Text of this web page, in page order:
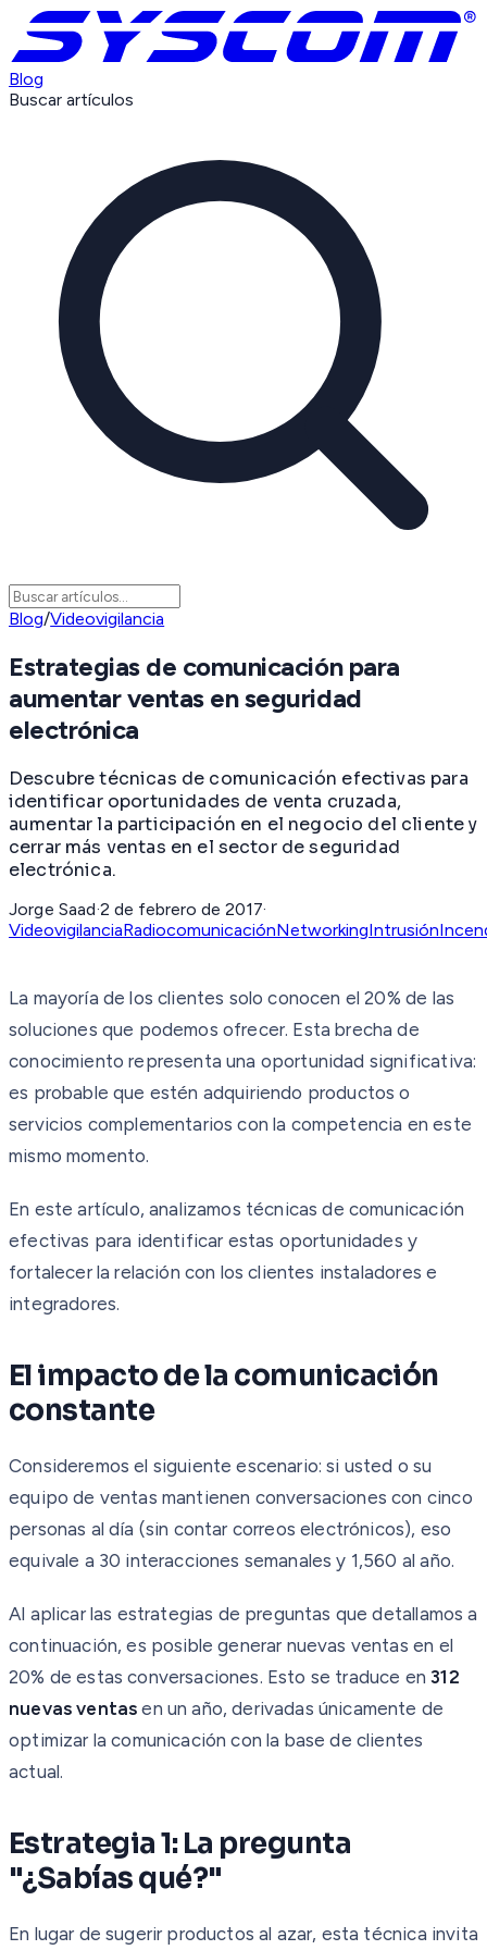
Blog
Buscar artículos
Blog/Videovigilancia
Estrategias de comunicación para
aumentar ventas en seguridad
electrónica
Descubre técnicas de comunicación efectivas para
identificar oportunidades de venta cruzada,
aumentar la participación en el negocio del cliente y
cerrar más ventas en el sector de seguridad
electrónica.
Jorge Saad·2 de febrero de 2017·
VideovigilanciaRadiocomunicaciónNetworkingIntrusión
La mayoría de los clientes solo conocen el 20% de las
soluciones que podemos ofrecer. Esta brecha de
conocimiento representa una oportunidad significativa:
es probable que estén adquiriendo productos o
servicios complementarios con la competencia en este
mismo momento.
En este artículo, analizamos técnicas de comunicación
efectivas para identificar estas oportunidades y
fortalecer la relación con los clientes instaladores e
integradores.
El impacto de la comunicación
constante
Consideremos el siguiente escenario: si usted o su
equipo de ventas mantienen conversaciones con cinco
personas al día (sin contar correos electrónicos), eso
equivale a 30 interacciones semanales y 1,560 al año.
Al aplicar las estrategias de preguntas que detallamos a
continuación, es posible generar nuevas ventas en el
20% de estas conversaciones. Esto se traduce en312
nuevas ventas en un año, derivadas únicamente de
optimizar la comunicación con la base de clientes
actual.
Estrategia 1: La pregunta
"¿Sabías qué?"
En lugar de sugerir productos al azar, esta técnica invita